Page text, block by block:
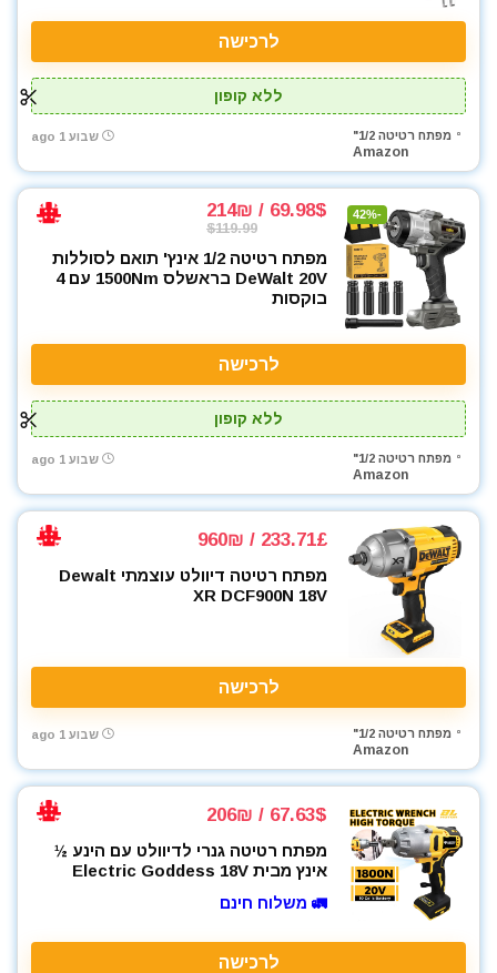
לרכישה
ללא קופון
מפתח רטיטה 1/2"
Amazon
שבוע 1 ago
-42%
69.98$ / 214₪
$119.99
מפתח רטיטה 1/2 אינץ' תואם לסוללות
DeWalt 20V בראשלס 1500Nm עם 4
בוקסות
לרכישה
ללא קופון
מפתח רטיטה 1/2"
Amazon
שבוע 1 ago
233.71£ / 960₪
מפתח רטיטה דיוולט עוצמתי Dewalt
XR DCF900N 18V
לרכישה
מפתח רטיטה 1/2"
Amazon
שבוע 1 ago
67.63$ / 206₪
מפתח רטיטה גנרי לדיוולט עם הינע ½
אינץ מבית Electric Goddess 18V
🚛 משלוח חינם
לרכישה